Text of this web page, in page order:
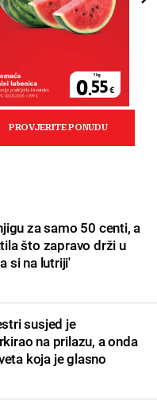
za samo 50 centi, a
što zapravo drži u
si na lutriji'
susjed je
na prilazu, a onda
koja je glasno